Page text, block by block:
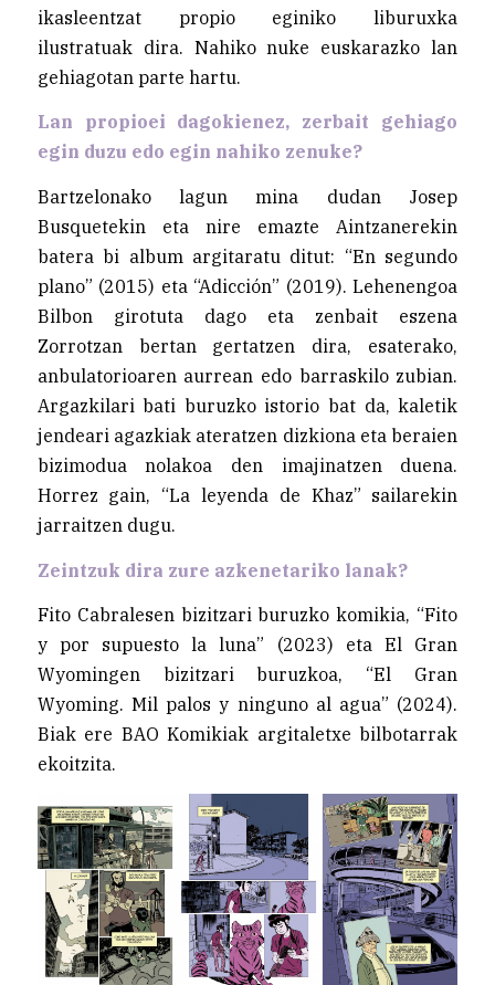
ikasleentzat propio eginiko liburuxka
ilustratuak dira. Nahiko nuke euskarazko lan
gehiagotan parte hartu.
Lan propioei dagokienez, zerbait gehiago
egin duzu edo egin nahiko zenuke?
Bartzelonako lagun mina dudan Josep
Busquetekin eta nire emazte Aintzanerekin
batera bi album argitaratu ditut: “En segundo
plano” (2015) eta “Adicción” (2019). Lehenengoa
Bilbon girotuta dago eta zenbait eszena
Zorrotzan bertan gertatzen dira, esaterako,
anbulatorioaren aurrean edo barraskilo zubian.
Argazkilari bati buruzko istorio bat da, kaletik
jendeari agazkiak ateratzen dizkiona eta beraien
bizimodua nolakoa den imajinatzen duena.
Horrez gain, “La leyenda de Khaz” sailarekin
jarraitzen dugu.
Zeintzuk dira zure azkenetariko lanak?
Fito Cabralesen bizitzari buruzko komikia, “Fito
y por supuesto la luna” (2023) eta El Gran
Wyomingen bizitzari buruzkoa, “El Gran
Wyoming. Mil palos y ninguno al agua” (2024).
Biak ere BAO Komikiak argitaletxe bilbotarrak
ekoitzita.